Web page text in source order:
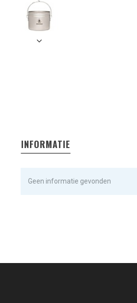
INFORMATIE
Geen informatie gevonden